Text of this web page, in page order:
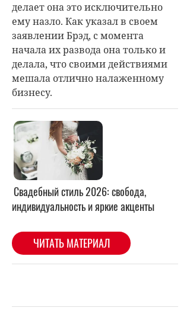
делает она это исключительно
ему назло. Как указал в своем
заявлении Брэд, с момента
начала их развода она только и
делала, что своими действиями
мешала отлично налаженному
бизнесу.